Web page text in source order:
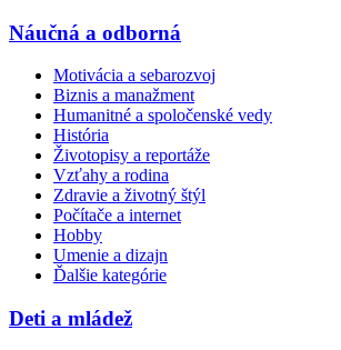
Náučná a odborná
Motivácia a sebarozvoj
Biznis a manažment
Humanitné a spoločenské vedy
História
Životopisy a reportáže
Vzťahy a rodina
Zdravie a životný štýl
Počítače a internet
Hobby
Umenie a dizajn
Ďalšie kategórie
Deti a mládež